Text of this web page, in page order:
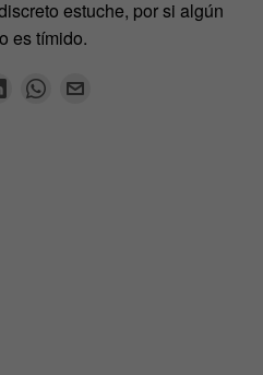
estuche, por si algún
es tímido.